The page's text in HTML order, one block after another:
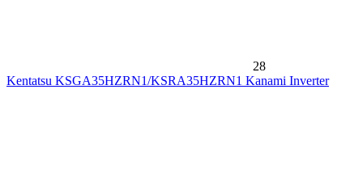
28
Kentatsu KSGA35HZRN1/KSRA35HZRN1 Kanami Inverter